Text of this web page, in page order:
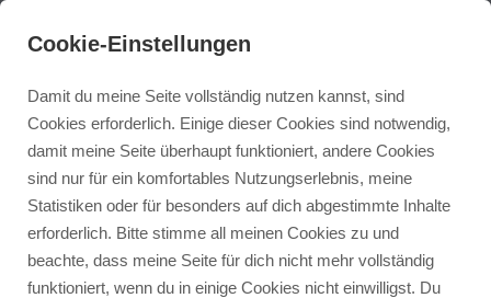
Cookie-Einstellungen
Damit du meine Seite vollständig nutzen kannst, sind
Cookies erforderlich. Einige dieser Cookies sind notwendig,
damit meine Seite überhaupt funktioniert, andere Cookies
sind nur für ein komfortables Nutzungserlebnis, meine
Statistiken oder für besonders auf dich abgestimmte Inhalte
erforderlich. Bitte stimme all meinen Cookies zu und
beachte, dass meine Seite für dich nicht mehr vollständig
funktioniert, wenn du in einige Cookies nicht einwilligst. Du